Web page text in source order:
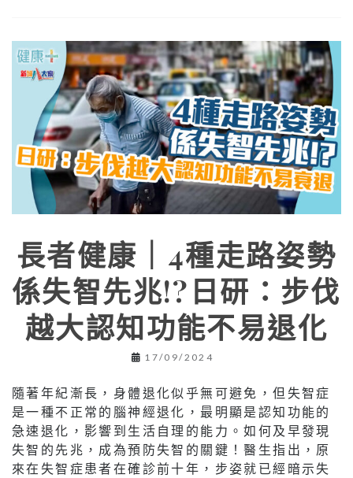
長者健康｜4種走路姿勢
係失智先兆!?日研：步伐
越大認知功能不易退化
17/09/2024
隨著年紀漸長，身體退化似乎無可避免，但失智症
是一種不正常的腦神經退化，最明顯是認知功能的
急速退化，影響到生活自理的能力。如何及早發現
失智的先兆，成為預防失智的關鍵！醫生指出，原
來在失智症患者在確診前十年，步姿就已經暗示失